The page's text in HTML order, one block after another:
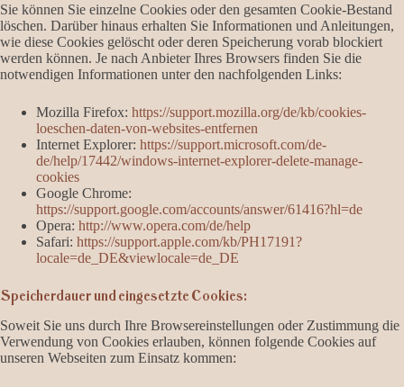
Sie können Sie einzelne Cookies oder den gesamten Cookie-Bestand
löschen. Darüber hinaus erhalten Sie Informationen und Anleitungen,
wie diese Cookies gelöscht oder deren Speicherung vorab blockiert
werden können. Je nach Anbieter Ihres Browsers finden Sie die
notwendigen Informationen unter den nachfolgenden Links:
Mozilla Firefox: https://support.mozilla.org/de/kb/cookies-
loeschen-daten-von-websites-entfernen
Internet Explorer: https://support.microsoft.com/de-
de/help/17442/windows-internet-explorer-delete-manage-
cookies
Google Chrome:
https://support.google.com/accounts/answer/61416?hl=de
Opera: http://www.opera.com/de/help
Safari: https://support.apple.com/kb/PH17191?
locale=de_DE&viewlocale=de_DE
Speicherdauer und eingesetzte Cookies:
Soweit Sie uns durch Ihre Browsereinstellungen oder Zustimmung die
Verwendung von Cookies erlauben, können folgende Cookies auf
unseren Webseiten zum Einsatz kommen: